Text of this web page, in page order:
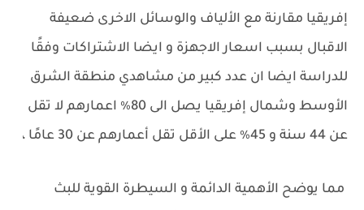
إفريقيا مقارنة مع الألياف والوسائل الاخرى ضعيفة
الاقبال بسبب اسعار الاجهزة و ايضا الاشتراكات وفقًا
للدراسة ايضا ان عدد كبير من مشاهدي منطقة الشرق
الأوسط وشمال إفريقيا يصل الى 80٪ اعمارهم لا تقل
عن 44 سنة و 45٪ على الأقل تقل أعمارهم عن 30 عامًا ،
مما يوضح الأهمية الدائمة و السيطرة القوية للبث